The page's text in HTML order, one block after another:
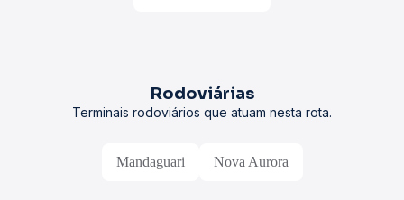
Rodoviárias
Terminais rodoviários que atuam nesta rota.
Mandaguari Nova Aurora